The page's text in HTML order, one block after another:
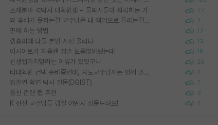
소재분야 석박사 대학원생 + 물박사들이 착각하는 거 77
왜 후배가 못하는걸 교수님은 내 책임으로 돌리는걸까요? 7
편애 하는 방법 17
랩홈피에 다들 본인 사진 올리냐 13
이사이트가 처음엔 정말 도움많이됐는데 16
신생랩가지말라는 이유가 있었구나 20
타대학원 컨텍 준비중인데, 지도교수님께는 언제 말씀드려야 할까요? 2
정출연 학연 박사 질문(DGIST) 2
통신 관련 랩 추천 3
K 전전 교수님들 랩실 어떤지 질문드려요! 2